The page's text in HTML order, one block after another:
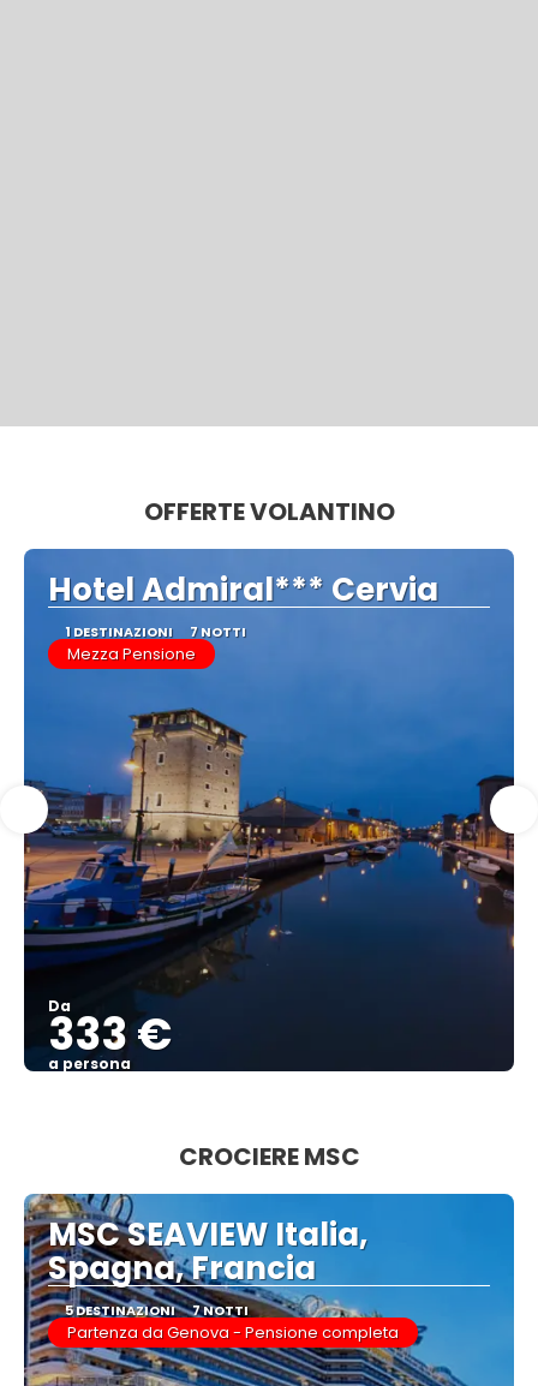
OFFERTE VOLANTINO
Hotel Admiral*** Cervia
1 DESTINAZIONI 7 NOTTI
Mezza Pensione
Da
333 €
a persona
CROCIERE MSC
MSC SEAVIEW Italia,
Spagna, Francia
5 DESTINAZIONI 7 NOTTI
Partenza da Genova - Pensione completa